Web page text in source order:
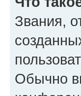
Звания,
Обычно